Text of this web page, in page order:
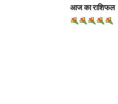
आज का राशिफल